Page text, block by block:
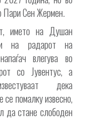
Пари Сен Жермен.
името на Душан
на радарот на
влегува во
со Јувентус, а
дека
помалку извесно,
да стане слободен